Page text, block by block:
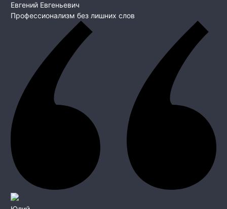
Евгений Евгеньевич
Профессионализм без лишних слов